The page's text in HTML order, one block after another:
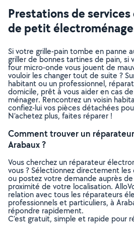
Prestations de services
de petit
Si votre grille-pain tombe en panne
griller de bonnes tartines de pain,
four micro-onde vous jouent de
vouloir les changer tout de suite ?
habitant ou un professionnel,
domicile, prêt à vous aider en cas
ménager. Rencontrez un voisin
confiez-lui vos pièces détachées
N’achetez plus, faites réparer !
Comment trouver un
Arabaux ?
Vous cherchez un réparateur
vous ? Sélectionnez directement
ou postez votre demande auprès
proximité de votre localisation.
relation avec tous les réparateurs
professionnels et particuliers, à
répondre rapidement.
C’est gratuit, simple et rapide pour